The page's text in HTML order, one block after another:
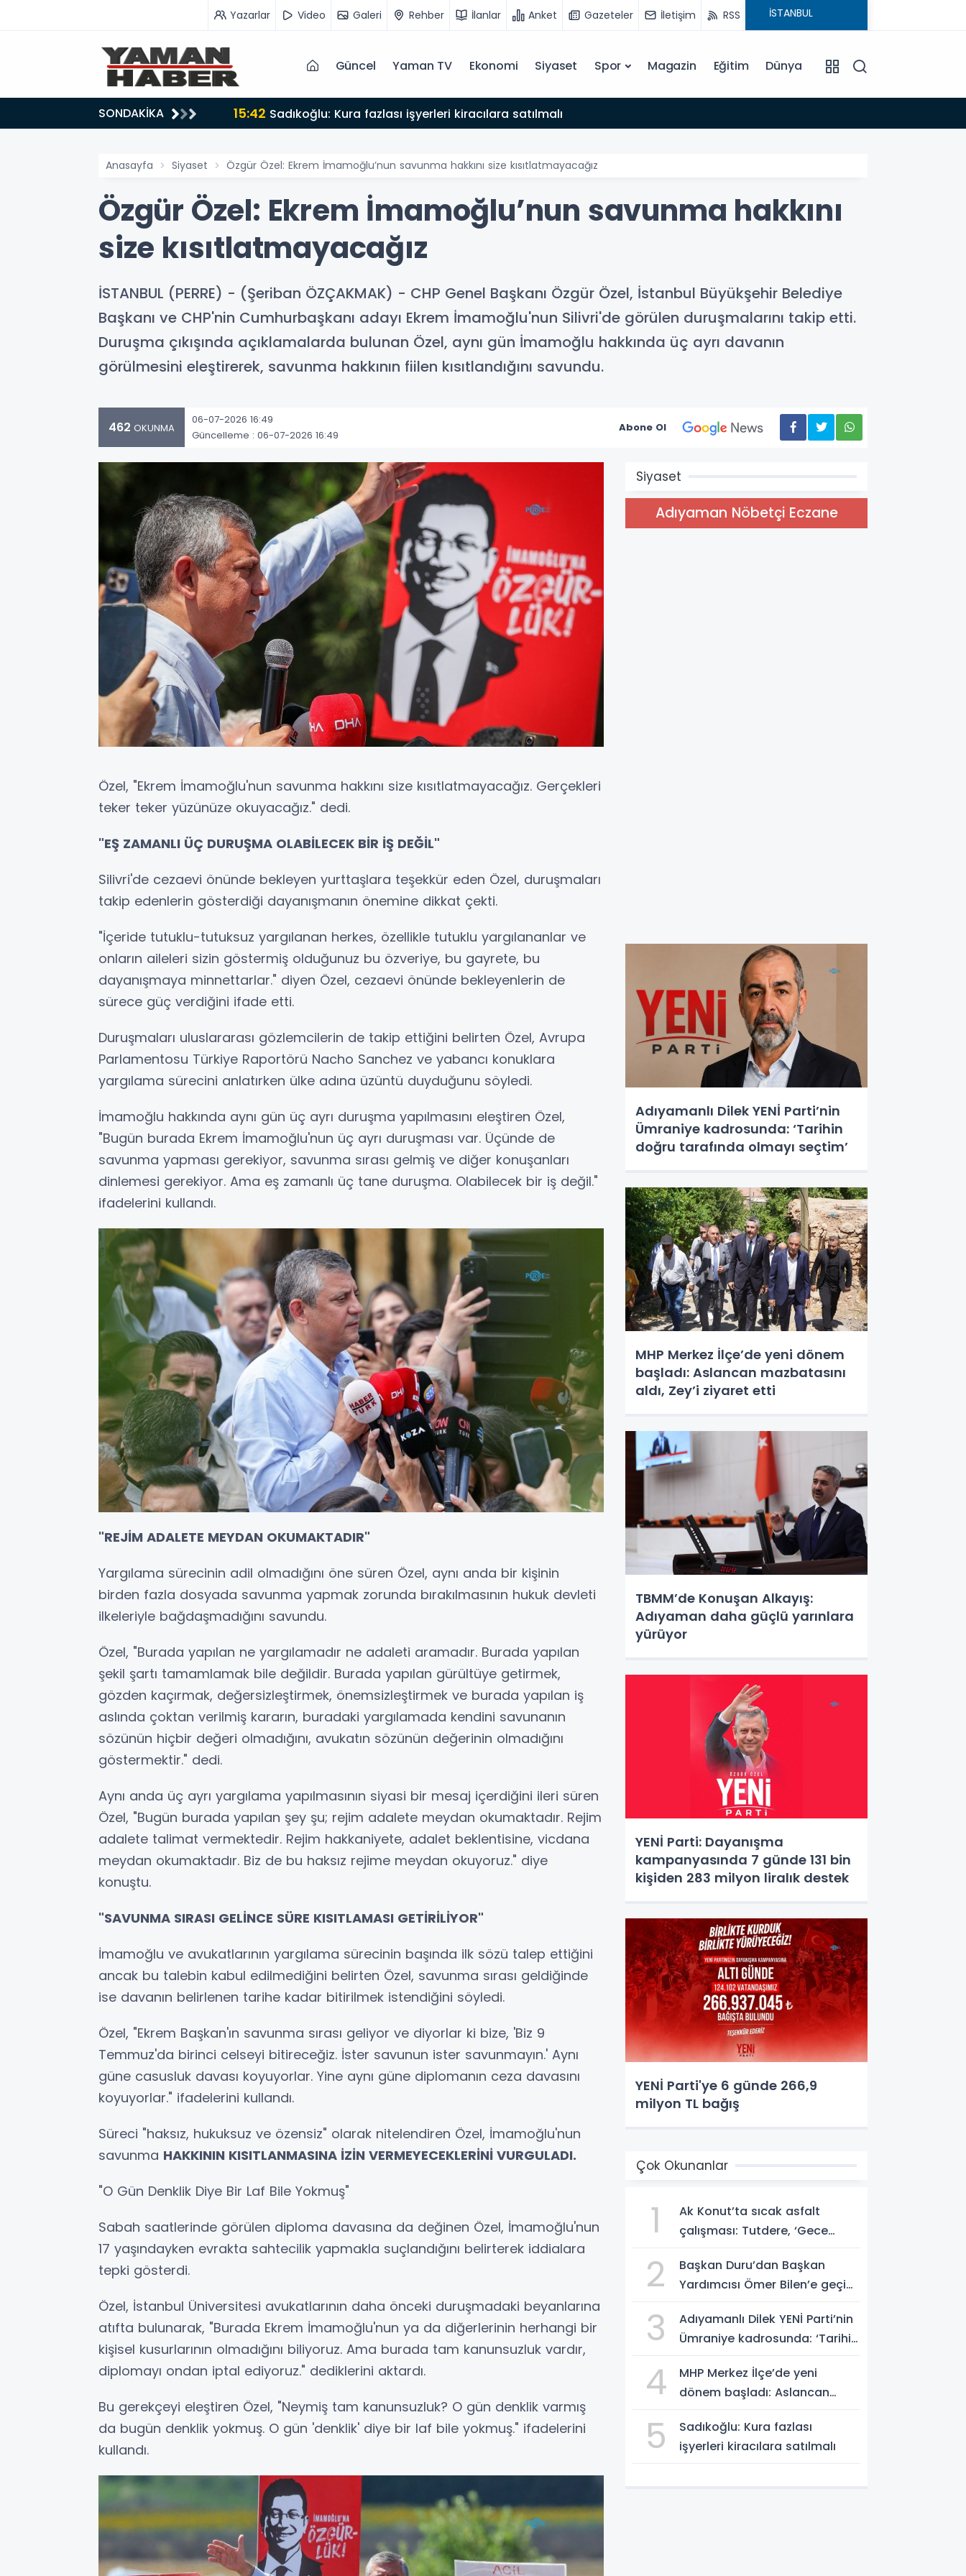
Yazarlar Video Galeri Rehber İlanlar Anket Gazeteler İletişim RSS
Güncel Yaman TV Ekonomi Siyaset Spor Magazin Eğitim Dünya
SONDAKİKA
tarafında olmayı seçtim’ 15:42 Sadıkoğlu: Kura fazlası işyerleri kiracılara satılmalı
Anasayfa Siyaset Özgür Özel: Ekrem İmamoğlu’nun savunma hakkını size kısıtlatmayacağız
Özgür Özel: Ekrem İmamoğlu’nun savunma hakkını
size kısıtlatmayacağız
İSTANBUL (PERRE) - (Şeriban ÖZÇAKMAK) - CHP Genel Başkanı Özgür Özel, İstanbul Büyükşehir Belediye
Başkanı ve CHP'nin Cumhurbaşkanı adayı Ekrem İmamoğlu'nun Silivri'de görülen duruşmalarını takip etti.
Duruşma çıkışında açıklamalarda bulunan Özel, aynı gün İmamoğlu hakkında üç ayrı davanın
görülmesini eleştirerek, savunma hakkının fiilen kısıtlandığını savundu.
462 OKUNMA
06-07-2026 16:49
Güncelleme : 06-07-2026 16:49
Abone Ol
Özel, "Ekrem İmamoğlu'nun savunma hakkını size kısıtlatmayacağız. Gerçekleri
teker teker yüzünüze okuyacağız." dedi.
"EŞ ZAMANLI ÜÇ DURUŞMA OLABİLECEK BİR İŞ DEĞİL"
Silivri'de cezaevi önünde bekleyen yurttaşlara teşekkür eden Özel, duruşmaları
takip edenlerin gösterdiği dayanışmanın önemine dikkat çekti.
"İçeride tutuklu-tutuksuz yargılanan herkes, özellikle tutuklu yargılananlar ve
onların aileleri sizin göstermiş olduğunuz bu özveriye, bu gayrete, bu
dayanışmaya minnettarlar." diyen Özel, cezaevi önünde bekleyenlerin de
sürece güç verdiğini ifade etti.
Duruşmaları uluslararası gözlemcilerin de takip ettiğini belirten Özel, Avrupa
Parlamentosu Türkiye Raportörü Nacho Sanchez ve yabancı konuklara
yargılama sürecini anlatırken ülke adına üzüntü duyduğunu söyledi.
İmamoğlu hakkında aynı gün üç ayrı duruşma yapılmasını eleştiren Özel,
"Bugün burada Ekrem İmamoğlu'nun üç ayrı duruşması var. Üçünde de
savunma yapması gerekiyor, savunma sırası gelmiş ve diğer konuşanları
dinlemesi gerekiyor. Ama eş zamanlı üç tane duruşma. Olabilecek bir iş değil."
ifadelerini kullandı.
"REJİM ADALETE MEYDAN OKUMAKTADIR"
Yargılama sürecinin adil olmadığını öne süren Özel, aynı anda bir kişinin
birden fazla dosyada savunma yapmak zorunda bırakılmasının hukuk devleti
ilkeleriyle bağdaşmadığını savundu.
Özel, "Burada yapılan ne yargılamadır ne adaleti aramadır. Burada yapılan
şekil şartı tamamlamak bile değildir. Burada yapılan gürültüye getirmek,
gözden kaçırmak, değersizleştirmek, önemsizleştirmek ve burada yapılan iş
aslında çoktan verilmiş kararın, buradaki yargılamada kendini savunanın
sözünün hiçbir değeri olmadığını, avukatın sözünün değerinin olmadığını
göstermektir." dedi.
Aynı anda üç ayrı yargılama yapılmasının siyasi bir mesaj içerdiğini ileri süren
Özel, "Bugün burada yapılan şey şu; rejim adalete meydan okumaktadır. Rejim
adalete talimat vermektedir. Rejim hakkaniyete, adalet beklentisine, vicdana
meydan okumaktadır. Biz de bu haksız rejime meydan okuyoruz." diye
konuştu.
"SAVUNMA SIRASI GELİNCE SÜRE KISITLAMASI GETİRİLİYOR"
İmamoğlu ve avukatlarının yargılama sürecinin başında ilk sözü talep ettiğini
ancak bu talebin kabul edilmediğini belirten Özel, savunma sırası geldiğinde
ise davanın belirlenen tarihe kadar bitirilmek istendiğini söyledi.
Özel, "Ekrem Başkan'ın savunma sırası geliyor ve diyorlar ki bize, 'Biz 9
Temmuz'da birinci celseyi bitireceğiz. İster savunun ister savunmayın.' Aynı
güne casusluk davası koyuyorlar. Yine aynı güne diplomanın ceza davasını
koyuyorlar." ifadelerini kullandı.
Süreci "haksız, hukuksuz ve özensiz" olarak nitelendiren Özel, İmamoğlu'nun
savunma HAKKININ KISITLANMASINA İZİN VERMEYECEKLERİNİ VURGULADI.
"O Gün Denklik Diye Bir Laf Bile Yokmuş"
Sabah saatlerinde görülen diploma davasına da değinen Özel, İmamoğlu'nun
17 yaşındayken evrakta sahtecilik yapmakla suçlandığını belirterek iddialara
tepki gösterdi.
Özel, İstanbul Üniversitesi avukatlarının daha önceki duruşmadaki beyanlarına
atıfta bulunarak, "Burada Ekrem İmamoğlu'nun ya da diğerlerinin herhangi bir
kişisel kusurlarının olmadığını biliyoruz. Ama burada tam kanunsuzluk vardır,
diplomayı ondan iptal ediyoruz." dediklerini aktardı.
Bu gerekçeyi eleştiren Özel, "Neymiş tam kanunsuzluk? O gün denklik varmış
da bugün denklik yokmuş. O gün 'denklik' diye bir laf bile yokmuş." ifadelerini
kullandı.
Siyaset
Adıyaman Nöbetçi Eczane
Adıyamanlı Dilek YENİ Parti’nin
Ümraniye kadrosunda: ‘Tarihin
doğru tarafında olmayı seçtim’
MHP Merkez İlçe’de yeni dönem
başladı: Aslancan mazbatasını
aldı, Zey’i ziyaret etti
TBMM’de Konuşan Alkayış:
Adıyaman daha güçlü yarınlara
yürüyor
YENİ Parti: Dayanışma
kampanyasında 7 günde 131 bin
kişiden 283 milyon liralık destek
YENİ Parti'ye 6 günde 266,9
milyon TL bağış
Çok Okunanlar
1
Ak Konut’ta sıcak asfalt
çalışması: Tutdere, ‘Gece
2
Başkan Duru’dan Başkan
Yardımcısı Ömer Bilen’e geçici
3
Adıyamanlı Dilek YENİ Parti’nin
Ümraniye kadrosunda: ‘Tarihin
seçtim’
4
MHP Merkez İlçe’de yeni
dönem başladı: Aslancan
etti
5
Sadıkoğlu: Kura fazlası
işyerleri kiracılara satılmalı